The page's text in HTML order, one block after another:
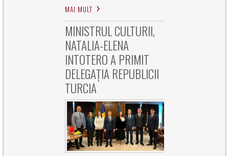
MAI MULT
MINISTRUL CULTURII,
NATALIA-ELENA
INTOTERO A PRIMIT
DELEGAȚIA REPUBLICII
TURCIA